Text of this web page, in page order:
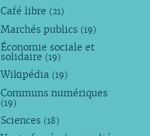
Café libre (21)
Marchés publics (19)
Économie sociale et
solidaire (19)
Wikipédia (19)
Communs numériques
(19)
Sciences (18)